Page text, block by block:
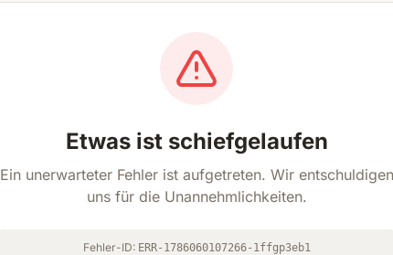
Etwas ist schiefgelaufen
Ein unerwarteter Fehler ist aufgetreten. Wir entschuldigen
uns für die Unannehmlichkeiten.
Fehler-ID: ERR-1786060107266-1ffgp3eb1